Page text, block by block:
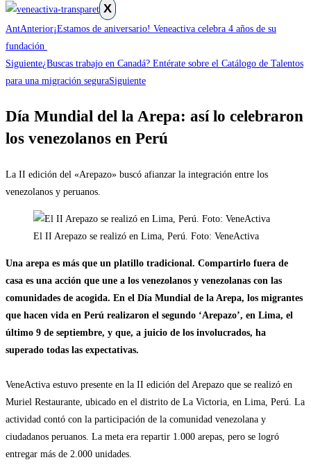
X
AntAnterior¡Estamos de aniversario! Veneactiva celebra 4 años de su
fundación
Siguiente¿Buscas trabajo en Canadá? Entérate sobre el Catálogo de Talentos
para una migración segura​Siguiente
Día Mundial del la Arepa: así lo celebraron
los venezolanos en Perú
La II edición del «Arepazo» buscó afianzar la integración entre los
venezolanos y peruanos.
El II Arepazo se realizó en Lima, Perú. Foto: VeneActiva
Una arepa es más que un platillo tradicional. Compartirlo fuera de
casa es una acción que une a los venezolanos y venezolanas con las
comunidades de acogida. En el Día Mundial de la Arepa, los migrantes
que hacen vida en Perú realizaron el segundo ‘Arepazo’, en Lima, el
último 9 de septiembre, y que, a juicio de los involucrados, ha
superado todas las expectativas.
VeneActiva estuvo presente en la II edición del Arepazo que se realizó en
Muriel Restaurante, ubicado en el distrito de La Victoria, en Lima, Perú. La
actividad contó con la participación de la comunidad venezolana y
ciudadanos peruanos. La meta era repartir 1.000 arepas, pero se logró
entregar más de 2.000 unidades.